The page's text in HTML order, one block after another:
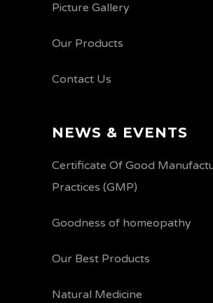
Picture Gallery
Our Products
Contact Us
NEWS & EVENTS
Certificate Of Good
Practices (GMP)
Goodness of homeopathy
Our Best Products
Natural Medicine